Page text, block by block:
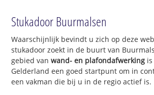
Stukadoor Buurmalsen
Waarschijnlijk bevindt u zich op deze
stukadoor zoekt in de buurt van
gebied vanwand- en plafondafwerking
Gelderland een goed startpunt om in
een vakman die bij u in de regio actief is.